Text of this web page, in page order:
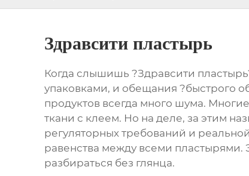
Здравсити пластырь
Когда слышишь ?Здравсити
упаковками, и обещания ?быстрого
продуктов всегда много шума.
ткани с клеем. Но на деле, за этим
регуляторных требований и
равенства между всеми пластырями.
разбираться без глянца.